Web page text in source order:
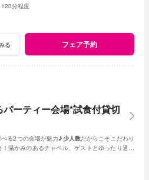
120分程度
る フェア予約
ーティー会場*試食付貸切
る2つの会場が魅力♪少人数だからこそこだわり
温かみのあるチャペル、ゲストとゆったり過ご